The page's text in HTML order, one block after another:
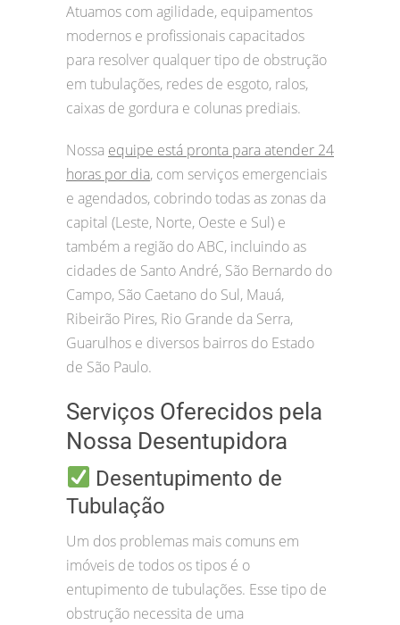
Atuamos com agilidade, equipamentos
modernos e profissionais capacitados
para resolver qualquer tipo de obstrução
em tubulações, redes de esgoto, ralos,
caixas de gordura e colunas prediais.
Nossa equipe está pronta para atender 24
horas por dia, com serviços emergenciais
e agendados, cobrindo todas as zonas da
capital (Leste, Norte, Oeste e Sul) e
também a região do ABC, incluindo as
cidades de Santo André, São Bernardo do
Campo, São Caetano do Sul, Mauá,
Ribeirão Pires, Rio Grande da Serra,
Guarulhos e diversos bairros do Estado
de São Paulo.
Serviços Oferecidos pela
Nossa Desentupidora
Desentupimento de
Tubulação
Um dos problemas mais comuns em
imóveis de todos os tipos é o
entupimento de tubulações. Esse tipo de
obstrução necessita de uma